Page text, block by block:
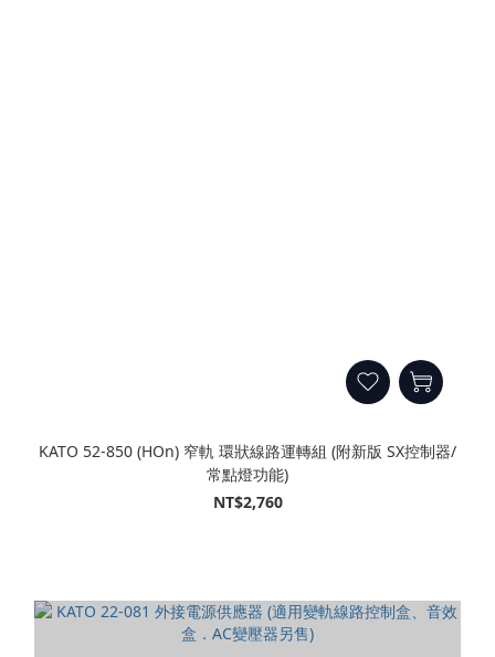
KATO 52-850 (HOn) 窄軌 環狀線路運轉組 (附新版 SX控制器/
常點燈功能)
NT$2,760